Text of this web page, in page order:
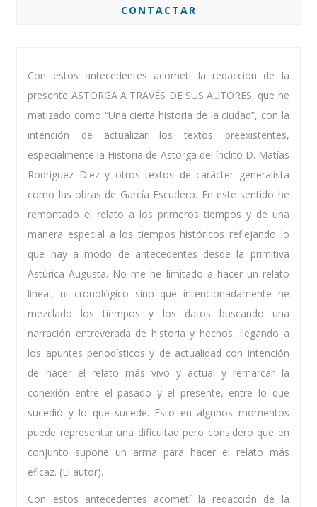
CONTACTAR
Con estos antecedentes acometí la redacción de la
presente ASTORGA A TRAVÉS DE SUS AUTORES, que he
matizado como “Una cierta historia de la ciudad”, con la
intención de actualizar los textos preexistentes,
especialmente la Historia de Astorga del ínclito D. Matías
Rodríguez Díez y otros textos de carácter generalista
como las obras de García Escudero. En este sentido he
remontado el relato a los primeros tiempos y de una
manera especial a los tiempos históricos reflejando lo
que hay a modo de antecedentes desde la primitiva
Astúrica Augusta. No me he limitado a hacer un relato
lineal, ni cronológico sino que intencionadamente he
mezclado los tiempos y los datos buscando una
narración entreverada de historia y hechos, llegando a
los apuntes periodísticos y de actualidad con intención
de hacer el relato más vivo y actual y remarcar la
conexión entre el pasado y el presente, entre lo que
sucedió y lo que sucede. Esto en algunos momentos
puede representar una dificultad pero considero que en
conjunto supone un arma para hacer el relato más
eficaz. (El autor).
Con estos antecedentes acometí la redacción de la